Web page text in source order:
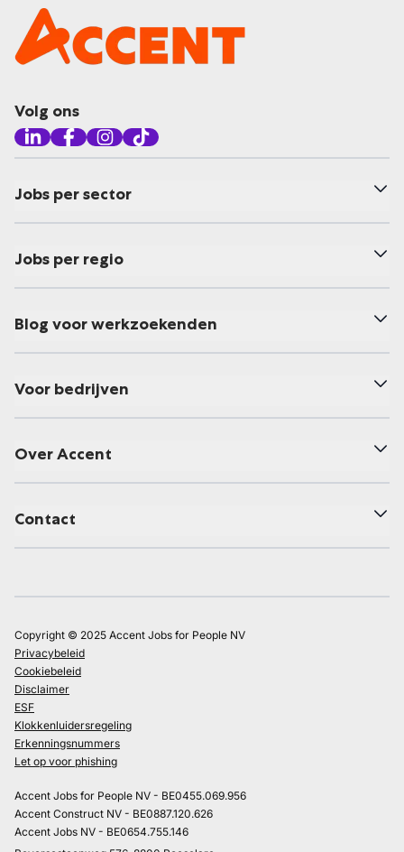
Volg ons
Jobs per sector
Jobs per regio
Blog voor werkzoekenden
Voor bedrijven
Over Accent
Contact
Copyright © 2025 Accent Jobs for People NV
Privacybeleid
Cookiebeleid
Disclaimer
ESF
Klokkenluidersregeling
Erkenningsnummers
Let op voor phishing
Accent Jobs for People NV - BE0455.069.956
Accent Construct NV - BE0887.120.626
Accent Jobs NV - BE0654.755.146